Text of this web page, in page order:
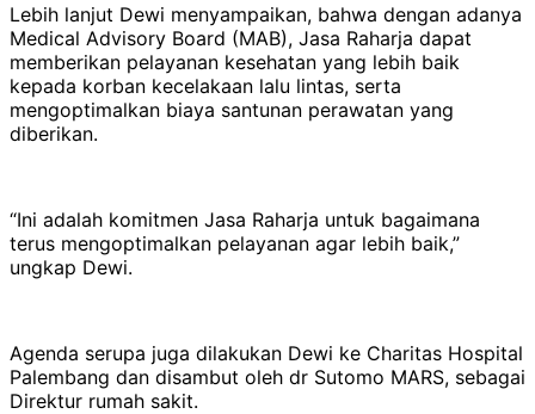
Lebih lanjut Dewi menyampaikan, bahwa dengan adanya
Medical Advisory Board (MAB), Jasa Raharja dapat
memberikan pelayanan kesehatan yang lebih baik
kepada korban kecelakaan lalu lintas, serta
mengoptimalkan biaya santunan perawatan yang
diberikan.
“Ini adalah komitmen Jasa Raharja untuk bagaimana
terus mengoptimalkan pelayanan agar lebih baik,”
ungkap Dewi.
Agenda serupa juga dilakukan Dewi ke Charitas Hospital
Palembang dan disambut oleh dr Sutomo MARS, sebagai
Direktur rumah sakit.